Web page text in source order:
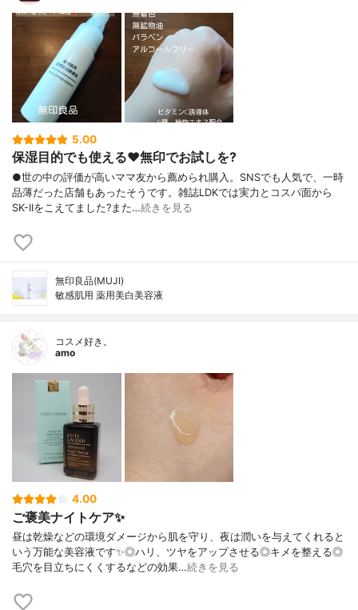
5.00
保湿目的でも使える♥️無印でお試しを?
●世の中の評価が高いママ友から薦められ購入。SNSでも人気で、一時
品薄だった店舗もあったそうです。雑誌LDKでは実力とコスパ面から
SK-IIをこえてました?また…続きを見る
無印良品(MUJI)
敏感肌用 薬用美白美容液
コスメ好き。
amo
4.00
ご褒美ナイトケア✨
昼は乾燥などの環境ダメージから肌を守り、夜は潤いを与えてくれると
いう万能な美容液です✨◎ハリ、ツヤをアップさせる◎キメを整える◎
毛穴を目立ちにくくするなどの効果…続きを見る